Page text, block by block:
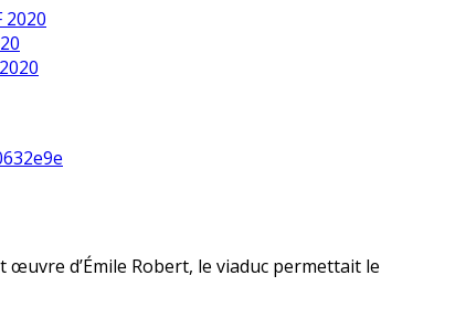
2020
d’Émile Robert, le viaduc permettait le